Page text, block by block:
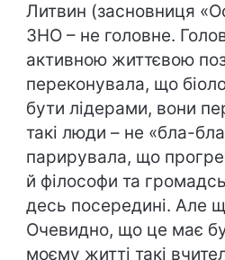
Литвин (засновниця
ЗНО – не головне.
активною життєвою
переконувала, що
бути лідерами, вони
такі люди – не «бла-
парирувала, що
й філософи та
десь посередині. Але
Очевидно, що це має
моєму житті такі